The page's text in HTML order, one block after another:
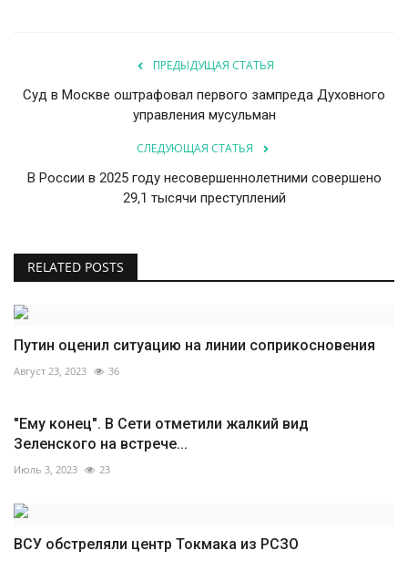
ПРЕДЫДУЩАЯ СТАТЬЯ
Суд в Москве оштрафовал первого зампреда Духовного
управления мусульман
СЛЕДУЮЩАЯ СТАТЬЯ
В России в 2025 году несовершеннолетними совершено
29,1 тысячи преступлений
RELATED POSTS
Путин оценил ситуацию на линии соприкосновения
Август 23, 2023 36
"Ему конец". В Сети отметили жалкий вид
Зеленского на встрече...
Июль 3, 2023 23
ВСУ обстреляли центр Токмака из РСЗО